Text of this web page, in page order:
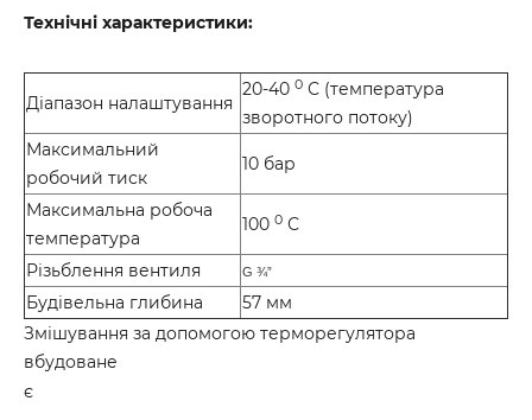
Технічні характеристики:
Діапазон налаштування
20-40 0 С (температура
зворотного потоку)
Максимальний
робочий тиск
10 бар
Максимальна робоча
температура
100 0 С
Різьблення вентиля G ¾”
Будівельна глибина
57 мм
Змішування за допомогою терморегулятора
вбудоване
є